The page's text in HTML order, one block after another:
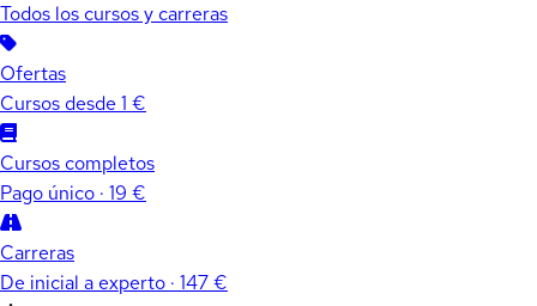
Todos los cursos y carreras
Ofertas
Cursos desde 1 €
Cursos completos
Pago único · 19 €
Carreras
De inicial a experto · 147 €